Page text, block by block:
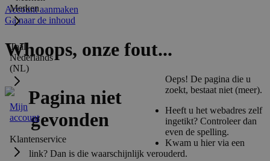
Merken
Taal:
Nederlands
(NL)
Mijn
account
Klantenservice
Account aanmaken
Ga naar de inhoud
Whoops, onze fout...
Oeps! De pagina die u
zoekt, bestaat niet (meer).
Heeft u het webadres zelf
ingetikt? Controleer dan
even de spelling.
Kwam u hier via een
link? Dan is die waarschijnlijk verouderd.